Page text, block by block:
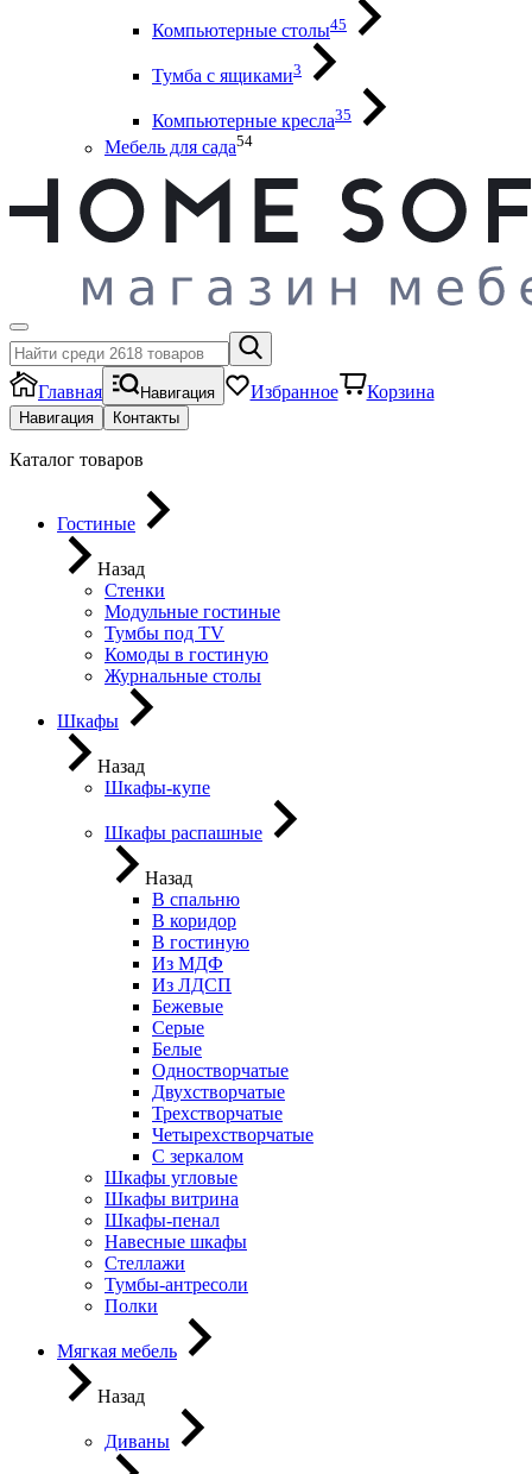
Компьютерные столы45
Тумба с ящиками3
Компьютерные кресла35
Мебель для сада54
Главная Навигация Избранное Корзина
Навигация Контакты
Каталог товаров
Гостиные
Назад
Стенки
Модульные гостиные
Тумбы под ТV
Комоды в гостиную
Журнальные столы
Шкафы
Назад
Шкафы-купе
Шкафы распашные
Назад
В спальню
В коридор
В гостиную
Из МДФ
Из ЛДСП
Бежевые
Серые
Белые
Одностворчатые
Двухстворчатые
Трехстворчатые
Четырехстворчатые
С зеркалом
Шкафы угловые
Шкафы витрина
Шкафы-пенал
Навесные шкафы
Стеллажи
Тумбы-антресоли
Полки
Мягкая мебель
Назад
Диваны